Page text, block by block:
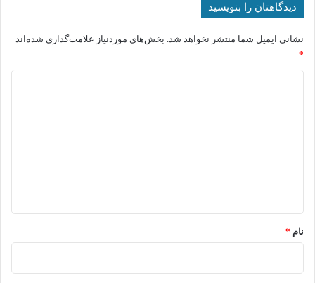
دیدگاهتان را بنویسید
نشانی ایمیل شما منتشر نخواهد شد. بخش‌های موردنیاز علامت‌گذاری شده‌اند
*
نام *